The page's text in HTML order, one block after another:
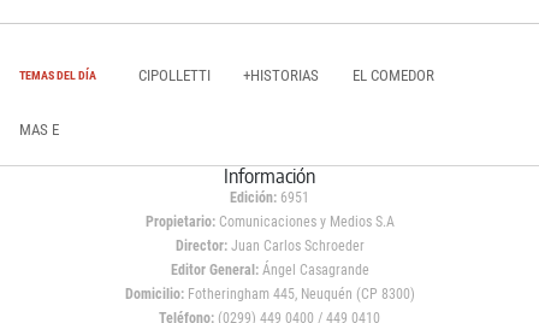
TEMAS DEL DÍA CIPOLLETTI +HISTORIAS EL COMEDOR
MAS E
Información
Edición: 6951
Propietario:Comunicaciones y Medios S.A
Director: Juan Carlos Schroeder
Editor General:Ángel Casagrande
Domicilio:Fotheringham 445, Neuquén (CP 8300)
Teléfono: (0299) 449 0400 / 449 0410